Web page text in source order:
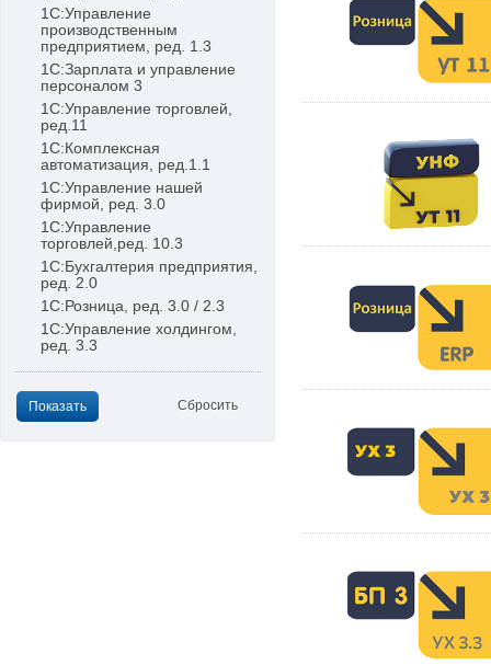
1С:Управление
производственным
предприятием, ред. 1.3
1С:Зарплата и управление
персоналом 3
1С:Управление торговлей,
ред.11
1С:Комплексная
автоматизация, ред.1.1
1С:Управление нашей
фирмой, ред. 3.0
1С:Управление
торговлей,ред. 10.3
1С:Бухгалтерия предприятия,
ред. 2.0
1С:Розница, ред. 3.0 / 2.3
1С:Управление холдингом,
ред. 3.3